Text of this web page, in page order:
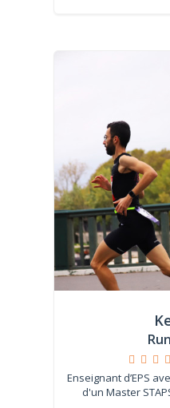
Enseignant d’EPS
d'un Master